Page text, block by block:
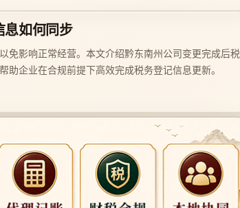
息如何同步
免影响正常经营。本文介绍黔东南州公司变更完成后税
助企业在合规前提下高效完成税务登记信息更新。